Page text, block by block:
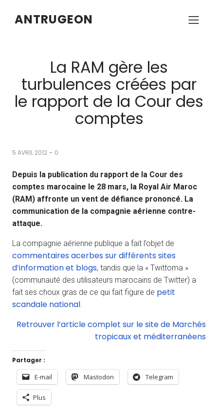
ANTRUGEON
La RAM gère les
turbulences créées par
le rapport de la Cour des
comptes
5 AVRIL 2012 - 0
Depuis la publication du rapport de la Cour des
comptes marocaine le 28 mars, la Royal Air Maroc
(RAM) affronte un vent de défiance prononcé. La
communication de la compagnie aérienne contre-
attaque.
La compagnie aérienne publique a fait l’objet de
commentaires acerbes sur différents sites
d’information et blogs, tandis que la « Twittoma »
(communauté des utilisateurs marocains de Twitter) a
fait ses choux gras de ce qui fait figure de petit
scandale national.
Retrouver l’article complet sur le site de Marchés
tropicaux et méditerranéens
Partager :
E-mail Mastodon Telegram
Plus